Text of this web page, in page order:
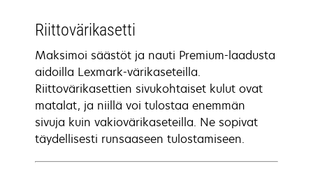
Riittovärikasetti
Maksimoi säästöt ja nauti Premium-laadusta
aidoilla Lexmark-värikaseteilla.
Riittovärikasettien sivukohtaiset kulut ovat
matalat, ja niillä voi tulostaa enemmän
sivuja kuin vakiovärikaseteilla. Ne sopivat
täydellisesti runsaaseen tulostamiseen.